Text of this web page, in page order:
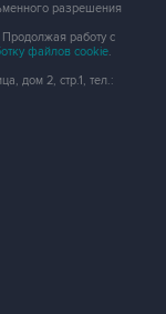
разрешения
работу с
файлов cookie.
дом 2, стр.1, тел.: